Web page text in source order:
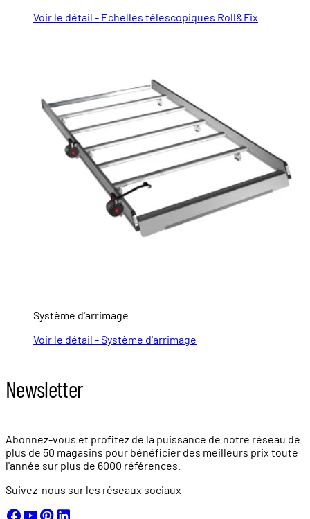
Voir le détail - Echelles télescopiques Roll&Fix
Système d'arrimage
Voir le détail - Système d'arrimage
Newsletter
Abonnez-vous et profitez de la puissance de notre réseau de
plus de 50 magasins pour bénéficier des meilleurs prix toute
l'année sur plus de 6000 références.
Suivez-nous sur les réseaux sociaux